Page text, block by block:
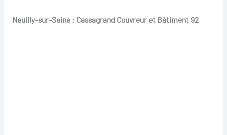
Neuilly-sur-Seine : Cassagrand Couvreur et Bâtiment 92